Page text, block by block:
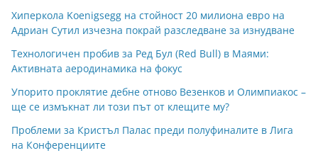
Хиперкола Koenigsegg на стойност 20 милиона евро на
Адриан Сутил изчезна покрай разследване за изнудване
Технологичен пробив за Ред Бул (Red Bull) в Маями:
Активната аеродинамика на фокус
Упорито проклятие дебне отново Везенков и Олимпиакос –
ще се измъкнат ли този път от клещите му?
Проблеми за Кристъл Палас преди полуфиналите в Лига
на Конференциите